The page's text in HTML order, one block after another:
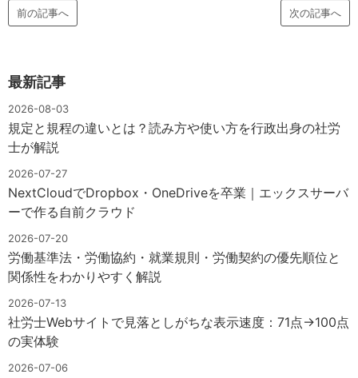
前の記事へ 次の記事へ
最新記事
2026-08-03
規定と規程の違いとは？読み方や使い方を行政出身の社労
士が解説
2026-07-27
NextCloudでDropbox・OneDriveを卒業｜エックスサーバ
ーで作る自前クラウド
2026-07-20
労働基準法・労働協約・就業規則・労働契約の優先順位と
関係性をわかりやすく解説
2026-07-13
社労士Webサイトで見落としがちな表示速度：71点→100点
の実体験
2026-07-06